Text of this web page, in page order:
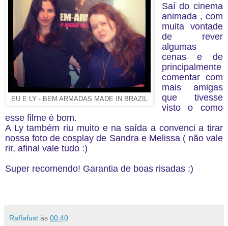
EU E LY - BEM ARMADAS MADE IN BRAZIL
Saí do cinema
animada , com
muita vontade
de rever
algumas
cenas e de
principalmente
comentar com
mais amigas
que tivesse
visto o como
esse filme é bom.
A Ly também riu muito e na saída a convenci a tirar
nossa foto de cosplay de Sandra e Melissa ( não vale
rir, afinal vale tudo :)
Super recomendo! Garantia de boas risadas :)
Raffafust às 00:40